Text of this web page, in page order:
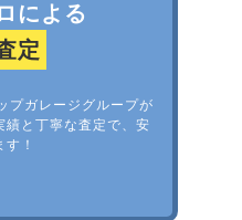
による
定
プガレージグループが
績と丁寧な査定で、安
！